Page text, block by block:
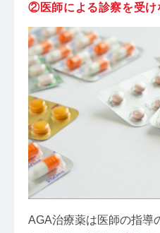
②医師による診察を受け
AGA治療薬は医師の指導